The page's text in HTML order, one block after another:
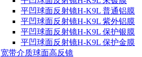
平凹球面反射镜H-K9L 普通铝膜
平凹球面反射镜H-K9L 紫外铝膜
平凹球面反射镜H-K9L 保护银膜
平凹球面反射镜H-K9L 保护金膜
宽带介质球面高反镜